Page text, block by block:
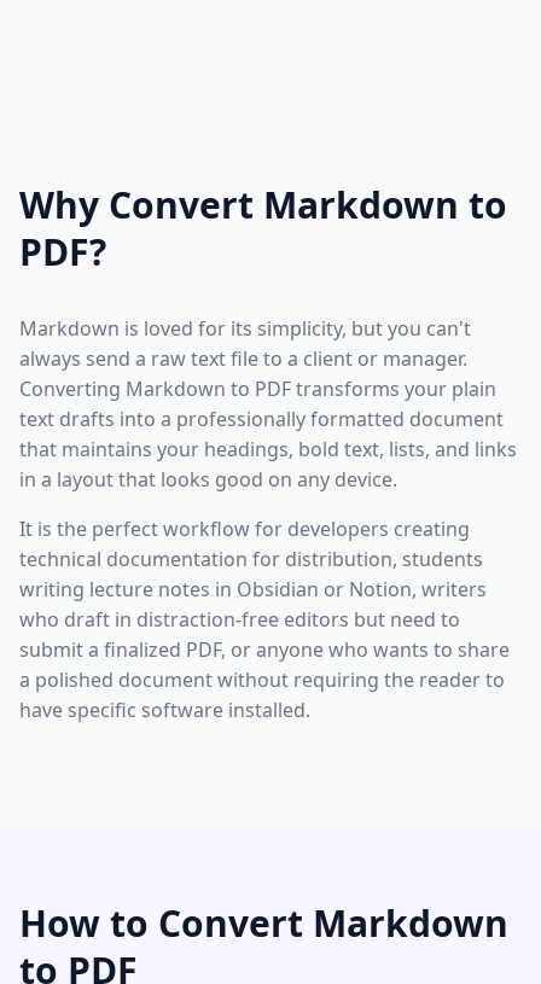
Why Convert Markdown to
PDF?
Markdown is loved for its simplicity, but you can't
always send a raw text file to a client or manager.
Converting Markdown to PDF transforms your plain
text drafts into a professionally formatted document
that maintains your headings, bold text, lists, and links
in a layout that looks good on any device.
It is the perfect workflow for developers creating
technical documentation for distribution, students
writing lecture notes in Obsidian or Notion, writers
who draft in distraction-free editors but need to
submit a finalized PDF, or anyone who wants to share
a polished document without requiring the reader to
have specific software installed.
How to Convert Markdown
to PDF